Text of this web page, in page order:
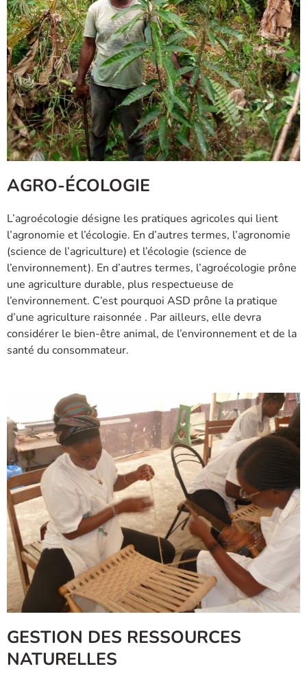
AGRO-ÉCOLOGIE
L’agroécologie désigne les pratiques agricoles qui lient
l’agronomie et l’écologie. En d’autres termes, l’agronomie
(science de l’agriculture) et l’écologie (science de
l’environnement). En d’autres termes, l’agroécologie prône
une agriculture durable, plus respectueuse de
l’environnement. C’est pourquoi ASD prône la pratique
d’une agriculture raisonnée . Par ailleurs, elle devra
considérer le bien-être animal, de l’environnement et de la
santé du consommateur.
GESTION DES RESSOURCES
NATURELLES